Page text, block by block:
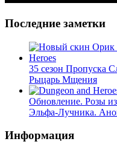
Последние заметки
35 сезон Пропуска
Рыцарь Мщения
Обновление. Розы
Эльфа-Лучника.
Информация